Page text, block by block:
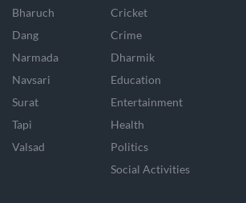
Bharuch
Dang
Narmada
Navsari
Surat
Tapi
Valsad
Cricket
Crime
Dharmik
Education
Entertainment
Health
Politics
Social Activities